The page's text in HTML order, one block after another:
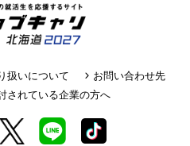
扱いについて
お問い合わせ先
されている企業の方へ